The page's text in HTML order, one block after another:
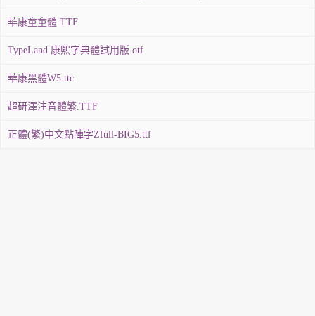
華康童童體.TTF
TypeLand 康熙字典體試用版.otf
華康黑體W5.ttc
超研澤注音體繁.TTF
正體(繁)中文點陣字Zfull-BIG5.ttf